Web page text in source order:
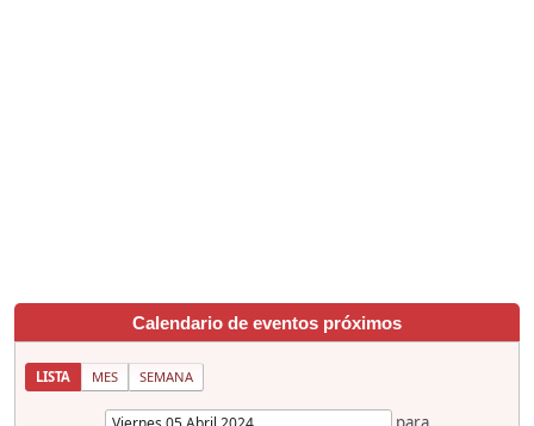
Calendario de eventos próximos
LISTA MES SEMANA